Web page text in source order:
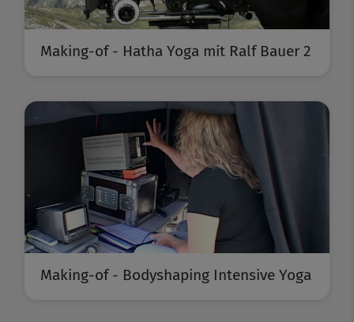
Making-of - Hatha Yoga mit Ralf Bauer 2
Making-of - Bodyshaping Intensive Yoga